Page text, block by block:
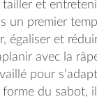
tailler et
un premier
égaliser et
avec la
pour
forme du sabot,